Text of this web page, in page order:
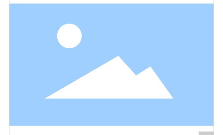
产品中心
联系我们